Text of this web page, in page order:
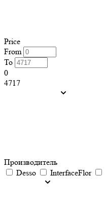
Price
From
To
0
4717
Производитель
Desso
InterfaceFlor